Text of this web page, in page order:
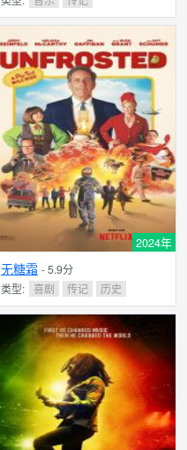
2024年
无糖霜 - 5.9分
类型: 喜剧 传记 历史